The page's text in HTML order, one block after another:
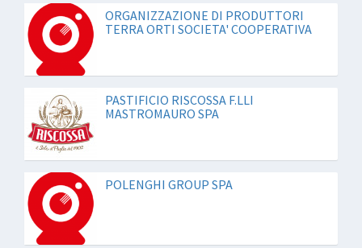
ORGANIZZAZIONE DI PRODUTTORI
TERRA ORTI SOCIETA' COOPERATIVA
PASTIFICIO RISCOSSA F.LLI
MASTROMAURO SPA
POLENGHI GROUP SPA